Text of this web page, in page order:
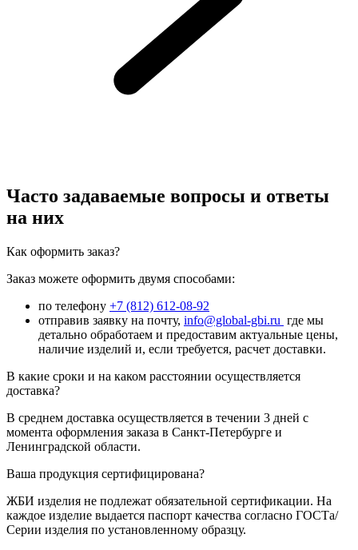
Часто задаваемые вопросы и ответы
на них
Как оформить заказ?
Заказ можете оформить двумя способами:
по телефону +7 (812) 612-08-92
отправив заявку на почту, info@global-gbi.ru где мы
детально обработаем и предоставим актуальные цены,
наличие изделий и, если требуется, расчет доставки.
В какие сроки и на каком расстоянии осуществляется
доставка?
В среднем доставка осуществляется в течении 3 дней с
момента оформления заказа в Санкт-Петербурге и
Ленинградской области.
Ваша продукция сертифицирована?
ЖБИ изделия не подлежат обязательной сертификации. На
каждое изделие выдается паспорт качества согласно ГОСТа/
Серии изделия по установленному образцу.